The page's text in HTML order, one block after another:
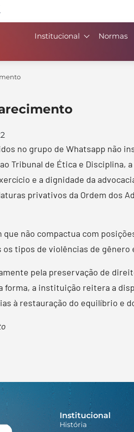
Institucional Normas
no grupo de Whatsapp não
Tribunal de Ética e Disciplina,
e a dignidade da
privativos da Ordem dos
que não compactua com
tipos de violências de gênero
pela preservação de
a instituição reitera a
à restauração do equilíbrio e
Institucional
História